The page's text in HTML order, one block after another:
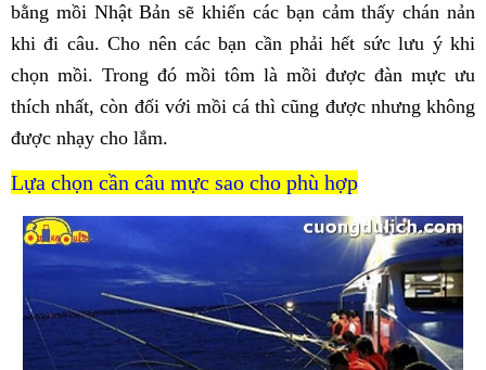
bằng mồi Nhật Bản sẽ khiến các bạn cảm thấy chán nản
khi đi câu. Cho nên các bạn cần phải hết sức lưu ý khi
chọn mồi. Trong đó mồi tôm là mồi được đàn mực ưu
thích nhất, còn đối với mồi cá thì cũng được nhưng không
được nhạy cho lắm.
Lựa chọn cần câu mực sao cho phù hợp